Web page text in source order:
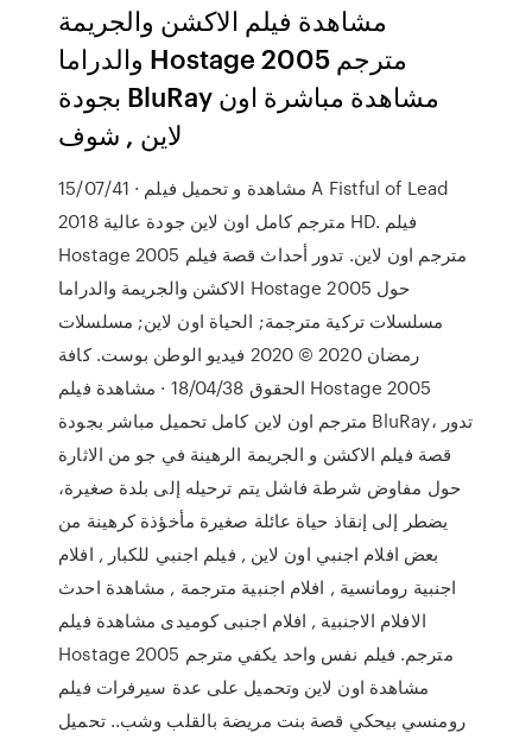
مشاهدة فيلم الاكشن والجريمة
والدراما Hostage 2005 مترجم
بجودة BluRay مشاهدة مباشرة اون
لاين , شوف
15/07/41 · مشاهدة و تحميل فيلم A Fistful of Lead
2018 مترجم كامل اون لاين جودة عالية HD. فيلم
Hostage 2005 مترجم اون لاين. تدور أحداث قصة فيلم
الاكشن والجريمة والدراما Hostage 2005 حول
مسلسلات تركية مترجمة; الحياة اون لاين; مسلسلات
رمضان 2020 © 2020 فيديو الوطن بوست. كافة
الحقوق 18/04/38 · مشاهدة فيلم Hostage 2005
مترجم اون لاين كامل تحميل مباشر بجودة BluRay، تدور
قصة فيلم الاكشن و الجريمة الرهينة في جو من الاثارة
حول مفاوض شرطة فاشل يتم ترحيله إلى بلدة صغيرة،
يضطر إلى إنقاذ حياة عائلة صغيرة مأخؤذة كرهينة من
بعض افلام اجنبي اون لاين , فيلم اجنبي للكبار , افلام
اجنبية رومانسية , افلام اجنبية مترجمة , مشاهدة احدث
الافلام الاجنبية , افلام اجنبى كوميدى مشاهدة فيلم
Hostage 2005 مترجم. فيلم نفس واحد يكفي مترجم
مشاهدة اون لاين وتحميل على عدة سيرفرات فيلم
رومنسي بيحكي قصة بنت مريضة بالقلب وشب.. تحميل